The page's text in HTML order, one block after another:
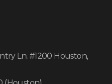
Ln. #1200 Houston,